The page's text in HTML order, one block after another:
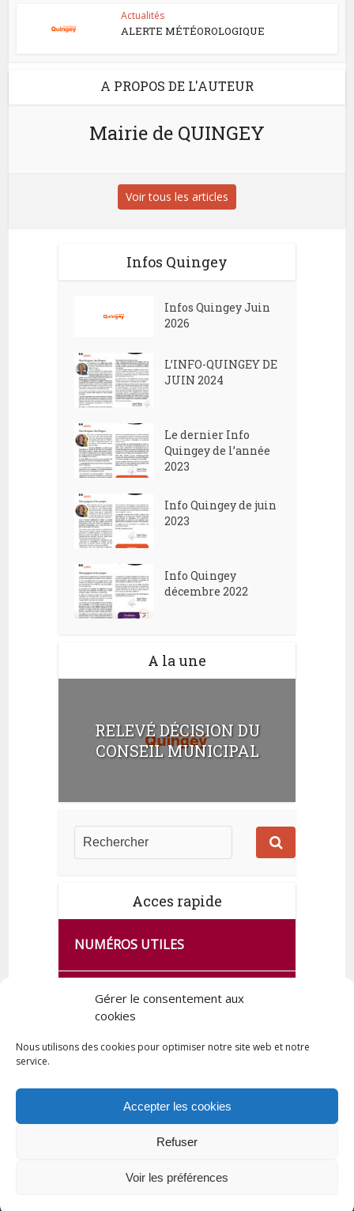
Gérer le consentement aux
cookies
Nous utilisons des cookies pour optimiser notre site web et notre
service.
Accepter les cookies
Refuser
Voir les préférences
Actualités
ALERTE MÉTÉOROLOGIQUE
A PROPOS DE L'AUTEUR
Mairie de QUINGEY
Voir tous les articles
Infos Quingey
Infos Quingey Juin
2026
L’INFO-QUINGEY DE
JUIN 2024
Le dernier Info
Quingey de l’année
2023
Info Quingey de juin
2023
Info Quingey
décembre 2022
A la une
RELEVÉ DÉCISION DU
CONSEIL MUNICIPAL
Acces rapide
NUMÉROS UTILES
CA SE PASSE À FRANCE SERVICES
DE QUINGEY
Tous droits réservés © 2023 Commune de Quingey / Création -